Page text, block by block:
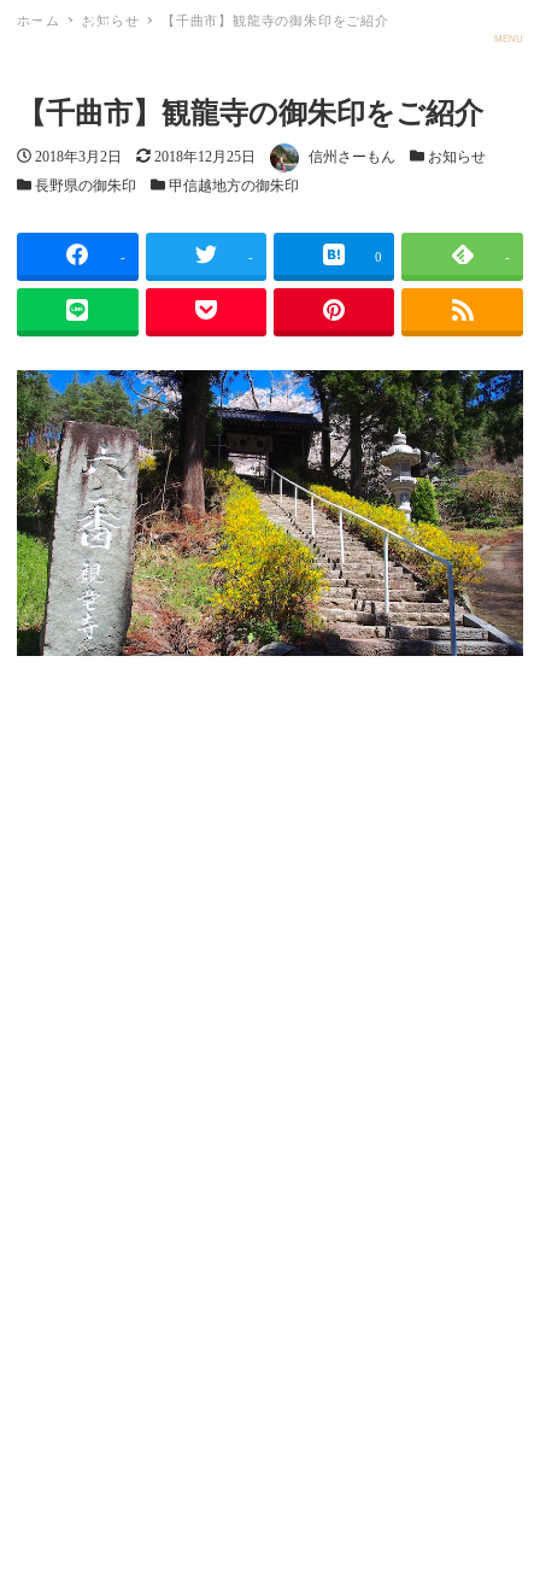
ごしゅメモ
MENU
ホーム お知らせ 【千曲市】観龍寺の御朱印をご紹介
【千曲市】観龍寺の御朱印をご紹介
投稿日
2018年3月2日 更新日
2018年12月25日 著者 信州さーもん カテゴリー
お知らせ
カテゴリー
長野県の御朱印 カテゴリー
甲信越地方の御朱印
- - 0 -